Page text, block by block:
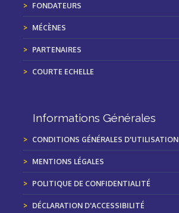
FONDATEURS
MÉCÈNES
PARTENAIRES
COURTE ECHELLE
Informations Générales
CONDITIONS GÉNÉRALES D'UTILISATION
MENTIONS LÉGALES
POLITIQUE DE CONFIDENTIALITÉ
DÉCLARATION D'ACCESSIBILITÉ